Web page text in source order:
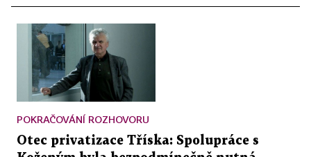
POKRAČOVÁNÍ ROZHOVORU
Otec privatizace Tříska: Spolupráce s